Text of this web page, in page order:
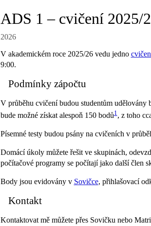
ADS 1 – cvičení 2025/
2026
V akademickém roce 2025/26 vedu jedno
9:00.
Podmínky zápočtu
V průběhu cvičení budou studentům udělovány
bude možné získat alespoň 150 bodů1, z toho
Písemné testy budou psány na cvičeních v
Domácí úkoly můžete řešit ve skupinách,
počítačové programy se počítají jako další člen
Body jsou evidovány v Sovičce, přihlašovací
Kontakt
Kontaktovat mě můžete přes Sovičku nebo